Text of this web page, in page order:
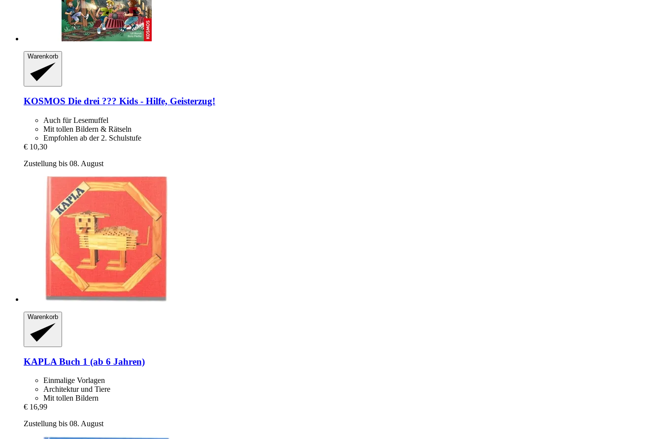
Warenkorb
KOSMOS Die drei ??? Kids -​ Hilfe, Geisterzug!
Auch für Lesemuffel
Mit tollen Bildern & Rätseln
Empfohlen ab der 2. Schulstufe
€ 10,30
Zustellung bis 08. August
Warenkorb
KAPLA Buch 1 (ab 6 Jahren)
Einmalige Vorlagen
Architektur und Tiere
Mit tollen Bildern
€ 16,99
Zustellung bis 08. August